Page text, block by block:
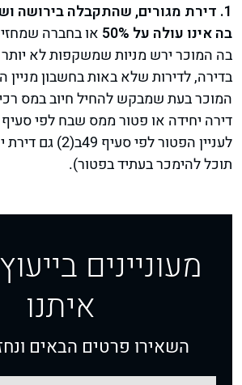
1. דירת מגורים, שהתקבלה בירושה
בה אינו עולה על 50%
או בחברה
בדירה, לדירות שלא באות בחשבון מניין
המוכר בעת שמבקש להחיל חיוב במס
לעניין הפטור לפי
תוכל להימכר בעתיד בפטור).
מעוניינים
איתנו
השאירו פרטים הבאים